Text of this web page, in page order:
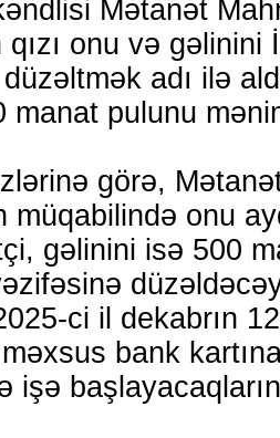
Mətanət
onu və gəlinini
adı ilə
manat pulunu
görə,
müqabilində onu
gəlinini isə 500
ci il dekabrın
bank
işə